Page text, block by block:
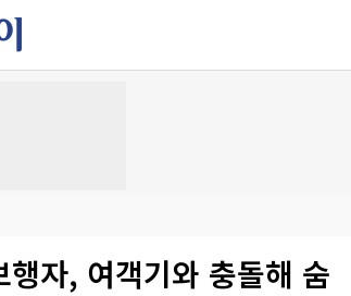
자, 여객기와 충돌해 숨